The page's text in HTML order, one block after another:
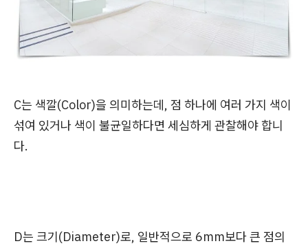
C는 색깔(Color)을 의미하는데, 점 하나에 여러 가지 색이
섞여 있거나 색이 불균일하다면 세심하게 관찰해야 합니
다.
D는 크기(Diameter)로, 일반적으로 6mm보다 큰 점의